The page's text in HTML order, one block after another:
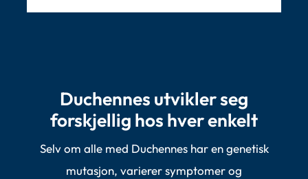
Duchennes utvikler seg
forskjellig hos hver enkelt
Selv om alle med Duchennes har en genetisk
mutasjon, varierer symptomer og